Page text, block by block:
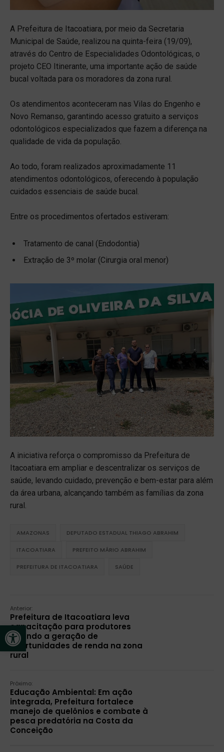
Open toolbar
A Prefeitura de Itacoatiara, por meio da Secretaria
Municipal de Saúde, realizou na quinta-feira (19/09),
através do Centro de Especialidades Odontológicas, o
projeto CEO Itinerante, uma importante ação de saúde
bucal voltada para os moradores da zona rural.
Os atendimentos aconteceram nas Vilas do Engenho e
Novo Remanso, garantindo acesso gratuito a serviços
odontológicos especializados que fazem a diferença na
qualidade de vida da população.
Ao todo, foram realizados aproximadamente 11
atendimentos odontológicos, oferecendo à população
cuidados essenciais de saúde bucal.
Entre os procedimentos ofertados estiveram:
Tratamento de canal (Endodontia)
Extração de 3º molar (Cirurgia oral menor)
A iniciativa reforça o compromisso da Prefeitura de
Itacoatiara em ampliar e descentralizar os serviços de
saúde, levando cuidado, prevenção e bem-estar para além
da área urbana, alcançando também as famílias da zona
rural.
AMAZONAS DEPUTADO ESTADUAL THIAGO ABRAHIM
ITACOATIARA PREFEITO MÁRIO ABRAHIM
PREFEITURA DE ITACOATIARA SAÚDE
Anterior:
Prefeitura de Itacoatiara leva
capacitação para produtores
visando a geração de
oportunidades de renda na zona
rural
Próximo:
Educação Ambiental: Em ação
integrada, Prefeitura fortalece
manejo de quelônios e combate à
pesca predatória na Costa da
Conceição